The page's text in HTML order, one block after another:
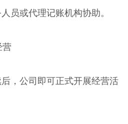
员或代理记账机构协助。
营
，公司即可正式开展经营活